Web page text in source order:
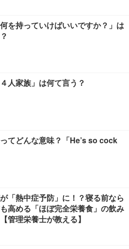
を持っていけばいいですか？」は
人家族」は何て言う？
てどんな意味？「He’s so cock
「熱中症予防」に！？寝る前なら
高める「ほぼ完全栄養食」の飲み
管理栄養士が教える】